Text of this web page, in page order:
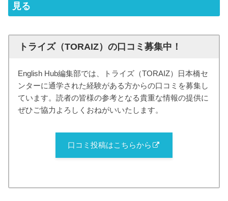
見る
トライズ（TORAIZ）の口コミ募集中！
English Hub編集部では、トライズ（TORAIZ）日本橋セ
ンターに通学された経験がある方からの口コミを募集し
ています。読者の皆様の参考となる貴重な情報の提供に
ぜひご協力よろしくおねがいいたします。
口コミ投稿はこちらから